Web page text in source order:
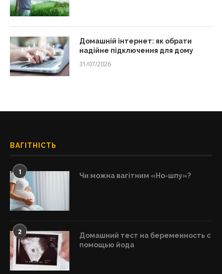
Домашній інтернет: як обрати
надійне підключення для дому
31/07/2026
ВАГІТНІСТЬ
1 Чи можна вагітним «Но-шпу»?
2
Домашний тест на беременность с
помощью йода